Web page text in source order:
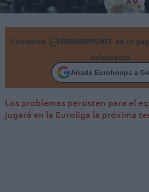
Convierte
en tu
baloncesto.
Añade Eurohoops a
Los problemas persisten para el
jugará en la Euroliga la próxima